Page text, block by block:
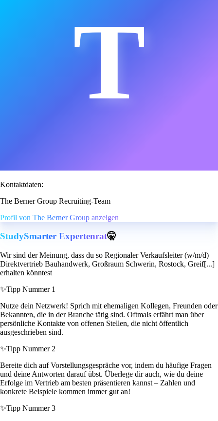
T
Kontaktdaten:
The Berner Group Recruiting-Team
Profil von The Berner Group anzeigen
StudySmarter Expertenrat🤫
Wir sind der Meinung, dass du so Regionaler Verkaufsleiter (w/m/d)
Direktvertrieb Bauhandwerk, Großraum Schwerin, Rostock, Greif[...]
erhalten könntest
✨Tipp Nummer 1
Nutze dein Netzwerk! Sprich mit ehemaligen Kollegen, Freunden oder
Bekannten, die in der Branche tätig sind. Oftmals erfährt man über
persönliche Kontakte von offenen Stellen, die nicht öffentlich
ausgeschrieben sind.
✨Tipp Nummer 2
Bereite dich auf Vorstellungsgespräche vor, indem du häufige Fragen
und deine Antworten darauf übst. Überlege dir auch, wie du deine
Erfolge im Vertrieb am besten präsentieren kannst – Zahlen und
konkrete Beispiele kommen immer gut an!
✨Tipp Nummer 3